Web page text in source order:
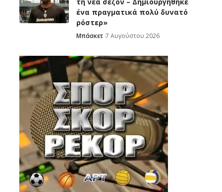
ένα πραγματικά πολύ δυνατό
ρόστερ»
Μπάσκετ 7 Αυγούστου 2026